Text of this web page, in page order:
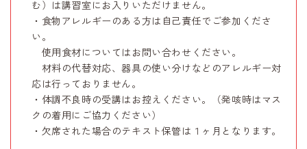
む）は講習室にお入りいただけません。
・食物アレルギーのある方は自己責任でご参加くださ
い。
使用食材についてはお問い合わせください。
材料の代替対応、器具の使い分けなどのアレルギー対
応は行っておりません。
・体調不良時の受講はお控えください。（発咳時はマス
クの着用にご協力ください）
・欠席された場合のテキスト保管は１ヶ月となります。